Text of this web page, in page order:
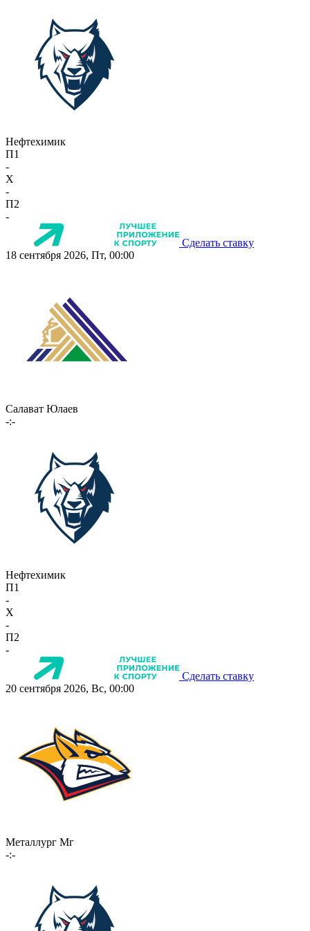
Нефтехимик
П1
-
X
-
П2
-
Сделать ставку
18 сентября 2026, Пт, 00:00
Салават Юлаев
-:-
Нефтехимик
П1
-
X
-
П2
-
Сделать ставку
20 сентября 2026, Вс, 00:00
Металлург Мг
-:-